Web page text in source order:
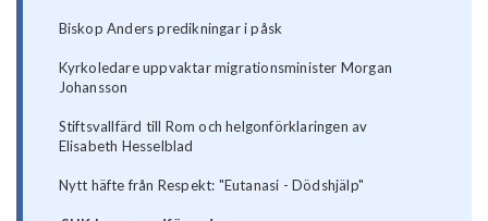
Biskop Anders predikningar i påsk
Kyrkoledare uppvaktar migrationsminister Morgan
Johansson
Stiftsvallfärd till Rom och helgonförklaringen av
Elisabeth Hesselblad
Nytt häfte från Respekt: "Eutanasi - Dödshjälp"